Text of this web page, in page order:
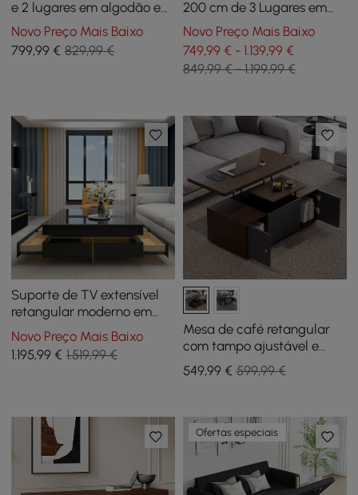
e 2 lugares em algodão e
linho com arrumação
Novo Preço Mais Baixo
799,99 € 829,99 €
200 cm de 3 Lugares em
Bombazina Branca com
Arrumação e Almofadas
Novo Preço Mais Baixo
749,99 € - 1.139,99 €
849,99 € - 1.199,99 €
Suporte de TV extensível
retangular moderno em
preto brilhante e conjunto
de mesa de café quadrada
com gavetas
Novo Preço Mais Baixo
1.195,99 € 1.519,99 €
Mesa de café retangular
com tampo ajustável e
extensível e com
armazenamento
549,99€ 599,99 €
Ofertas especiais